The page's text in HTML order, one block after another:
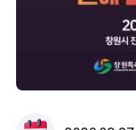
명소 테마행사로 중원
예술문화공연 등 주요
이충무공 동상에 헌다
드가 열린다. 또한, 군
스티벌은 축제기간 중